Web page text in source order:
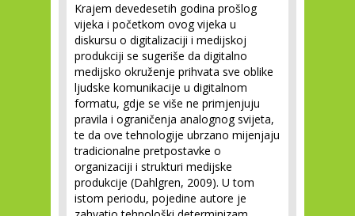
Krajem devedesetih godina prošlog
vijeka i početkom ovog vijeka u
diskursu o digitalizaciji i medijskoj
produkciji se sugeriše da digitalno
medijsko okruženje prihvata sve oblike
ljudske komunikacije u digitalnom
formatu, gdje se više ne primjenjuju
pravila i ograničenja analognog svijeta,
te da ove tehnologije ubrzano mijenjaju
tradicionalne pretpostavke o
organizaciji i strukturi medijske
produkcije (Dahlgren, 2009). U tom
istom periodu, pojedine autore je